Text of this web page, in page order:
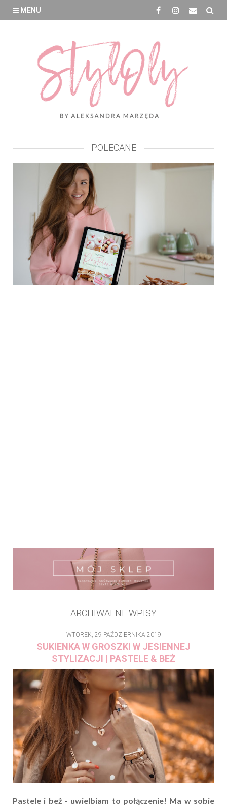
MENU
POLECANE
ARCHIWALNE WPISY
WTOREK, 29 PAŹDZIERNIKA 2019
SUKIENKA W GROSZKI W JESIENNEJ
STYLIZACJI | PASTELE & BEŻ
Pastele i beż - uwielbiam to połączenie! Ma w sobie